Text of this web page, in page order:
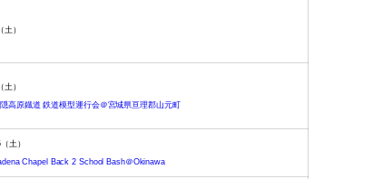
土）
土）
高原鐡道 鉄道模型運行会＠宮城県亘理郡山元町
（土）
Chapel Back 2 School Bash＠Okinawa